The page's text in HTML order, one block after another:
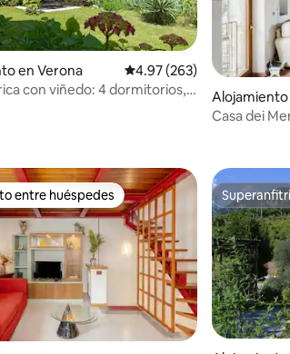
de 5, 126 reseñas
en Verona Calificación promedio:
4.97 (263)
con viñedo: 4 dormitorios, 4
Alojamiento
Casa dei
huéspedes preferido
entre huéspedes